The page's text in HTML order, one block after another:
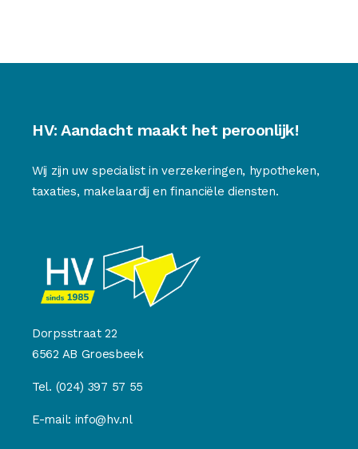
HV: Aandacht maakt het peroonlijk!
Wij zijn uw specialist in verzekeringen, hypotheken,
taxaties, makelaardij en financiële diensten.
Dorpsstraat 22
6562 AB Groesbeek
Tel. (024) 397 57 55
E-mail: info@hv.nl